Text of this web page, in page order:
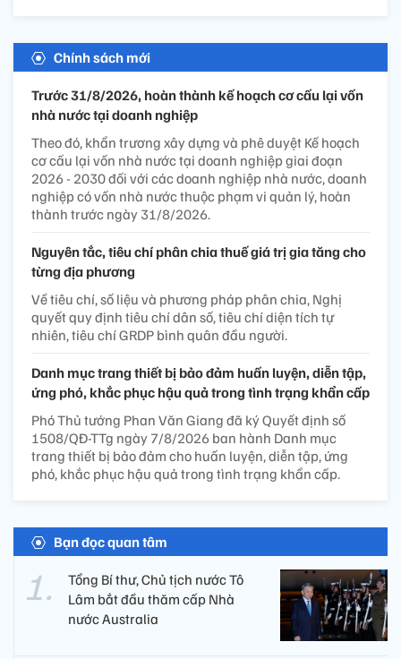
Chính sách mới
Trước 31/8/2026, hoàn thành kế hoạch cơ cấu lại vốn
nhà nước tại doanh nghiệp
Theo đó, khẩn trương xây dựng và phê duyệt Kế hoạch
cơ cấu lại vốn nhà nước tại doanh nghiệp giai đoạn
2026 - 2030 đối với các doanh nghiệp nhà nước, doanh
nghiệp có vốn nhà nước thuộc phạm vi quản lý, hoàn
thành trước ngày 31/8/2026.
Nguyên tắc, tiêu chí phân chia thuế giá trị gia tăng cho
từng địa phương
Về tiêu chí, số liệu và phương pháp phân chia, Nghị
quyết quy định tiêu chí dân số, tiêu chí diện tích tự
nhiên, tiêu chí GRDP bình quân đầu người.
Danh mục trang thiết bị bảo đảm huấn luyện, diễn tập,
ứng phó, khắc phục hậu quả trong tình trạng khẩn cấp
Phó Thủ tướng Phan Văn Giang đã ký Quyết định số
1508/QĐ-TTg ngày 7/8/2026 ban hành Danh mục
trang thiết bị bảo đảm cho huấn luyện, diễn tập, ứng
phó, khắc phục hậu quả trong tình trạng khẩn cấp.
Bạn đọc quan tâm
Tổng Bí thư, Chủ tịch nước Tô
Lâm bắt đầu thăm cấp Nhà
nước Australia